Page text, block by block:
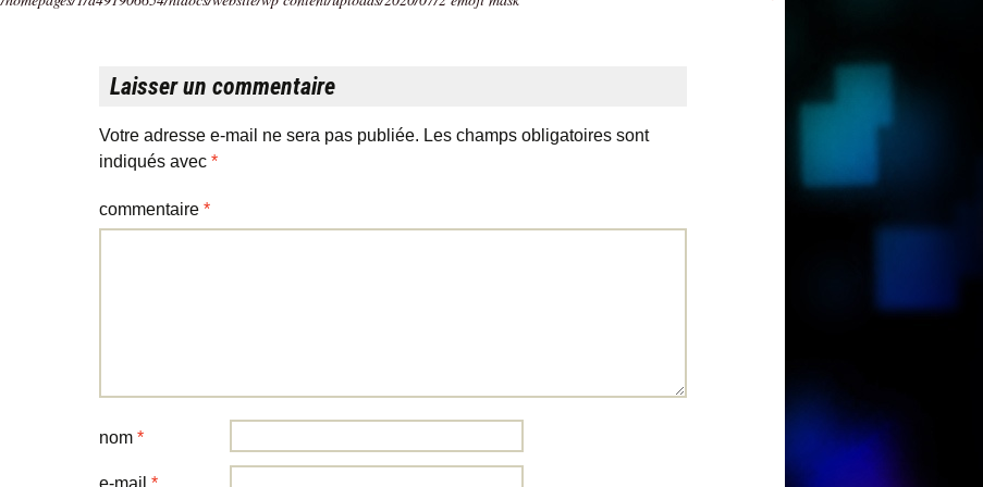
Laisser un commentaire
Votre adresse e-mail ne sera pas publiée. Les champs obligatoires sont
indiqués avec *
commentaire *
nom *